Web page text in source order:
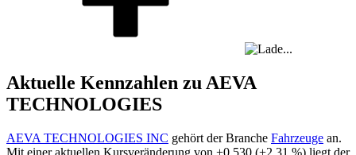
Aktuelle Kennzahlen zu AEVA
TECHNOLOGIES
AEVA TECHNOLOGIES INC gehört der Branche Fahrzeuge an.
Mit einer aktuellen Kursveränderung von +0,530 (+2,31 %) liegt der